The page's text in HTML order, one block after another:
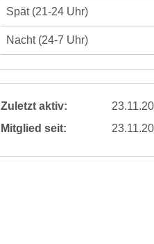
Spät (21-24 Uhr)
Nacht (24-7 Uhr)
Zuletzt aktiv:
Mitglied seit: